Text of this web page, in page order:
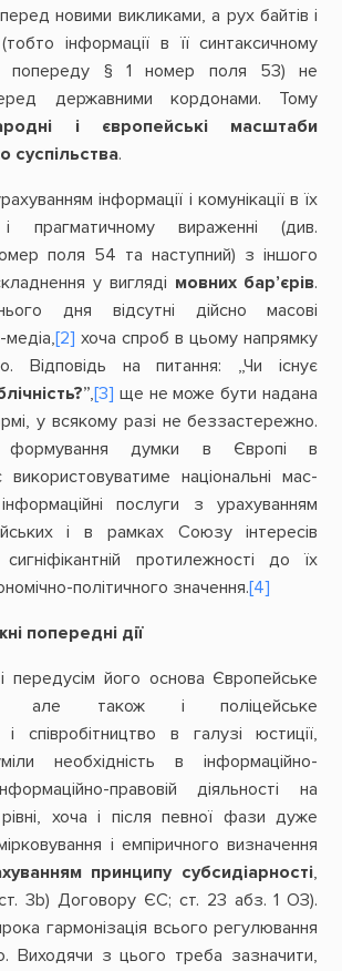
новими викликами, а рух байтів і
інформації в її синтаксичному
попереду § 1 номер поля 53) не
державними кордонами. Тому
і європейські масштаби
суспільства.
інформації і комунікації в їх
прагматичному вираженні (див.
поля 54 та наступний) з іншого
у вигляді мовних бар’єрів.
дня відсутні дійсно масові
медіа,[2] хоча спроб в цьому напрямку
Відповідь на питання: „Чи існує
”,[3] ще не може бути надана
у всякому разі не беззастережно.
формування думки в Європі в
національні мас-
послуги з урахуванням
і в рамках Союзу інтересів
протилежності до їх
політичного значення.[4]
попередні дії
передусім його основа Європейське
але також і поліцейське
і співробітництво в галузі юстиції,
необхідність в інформаційно-
правовій діяльності на
хоча і після певної фази дуже
і емпіричного визначення
принципу субсидіарності,
3b) Договору ЄС; ст. 23 абз. 1 ОЗ).
гармонізація всього регулювання
Виходячи з цього треба зазначити,